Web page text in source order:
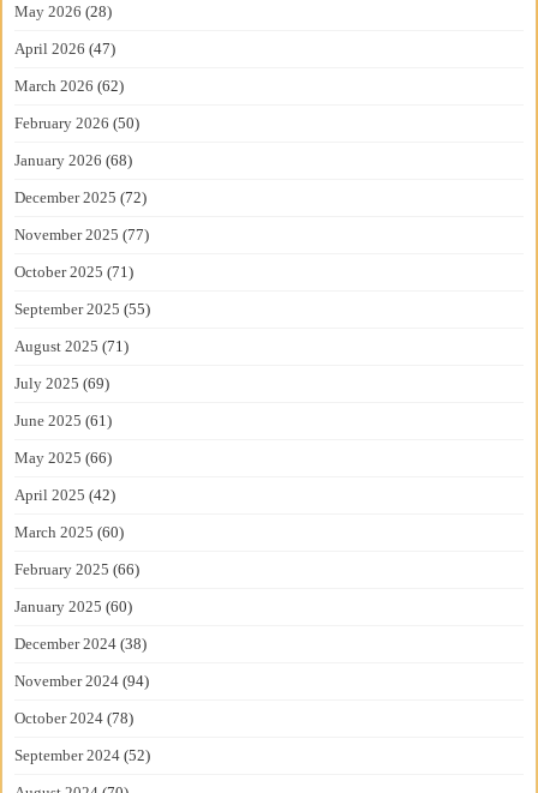
May 2026 (28)
April 2026 (47)
March 2026 (62)
February 2026 (50)
January 2026 (68)
December 2025 (72)
November 2025 (77)
October 2025 (71)
September 2025 (55)
August 2025 (71)
July 2025 (69)
June 2025 (61)
May 2025 (66)
April 2025 (42)
March 2025 (60)
February 2025 (66)
January 2025 (60)
December 2024 (38)
November 2024 (94)
October 2024 (78)
September 2024 (52)